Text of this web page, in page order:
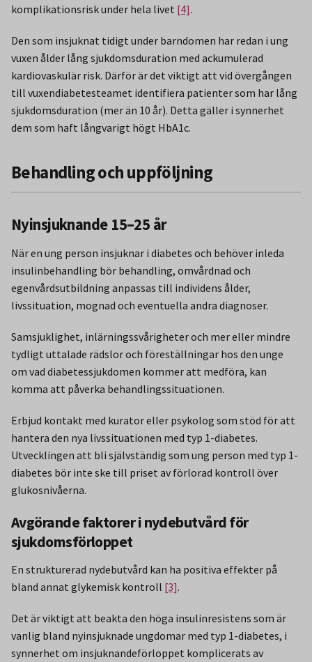
komplikationsrisk under hela livet [4].
Den som insjuknat tidigt under barndomen har redan i ung
vuxen ålder lång sjukdomsduration med ackumulerad
kardiovaskulär risk. Därför är det viktigt att vid övergången
till vuxendiabetesteamet identifiera patienter som har lång
sjukdomsduration (mer än 10 år). Detta gäller i synnerhet
dem som haft långvarigt högt HbA1c.
Behandling och uppföljning
Nyinsjuknande 15–25 år
När en ung person insjuknar i diabetes och behöver inleda
insulinbehandling bör behandling, omvårdnad och
egenvårdsutbildning anpassas till individens ålder,
livssituation, mognad och eventuella andra diagnoser.
Samsjuklighet, inlärningssvårigheter och mer eller mindre
tydligt uttalade rädslor och föreställningar hos den unge
om vad diabetessjukdomen kommer att medföra, kan
komma att påverka behandlingssituationen.
Erbjud kontakt med kurator eller psykolog som stöd för att
hantera den nya livssituationen med typ 1-diabetes.
Utvecklingen att bli självständig som ung person med typ 1-
diabetes bör inte ske till priset av förlorad kontroll över
glukosnivåerna.
Avgörande faktorer i nydebutvård för
sjukdomsförloppet
En strukturerad nydebutvård kan ha positiva effekter på
bland annat glykemisk kontroll [3].
Det är viktigt att beakta den höga insulinresistens som är
vanlig bland nyinsjuknade ungdomar med typ 1-diabetes, i
synnerhet om insjuknandeförloppet komplicerats av